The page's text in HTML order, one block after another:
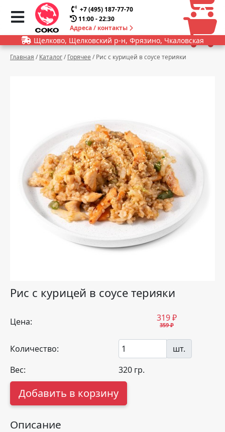
+7 (495) 187-77-70
11:00 - 22:30
Адреса / контакты
0
0
Щелково, Щелковский р-н, Фрязино, Чкаловская
Главная / Каталог/ Горячее / Рис с курицей в соусе терияки
Рис с курицей в соусе терияки
Цена: 319₽
359 ₽
Количество:
шт.
Вес:
320 гр.
Добавить в корзину
Описание